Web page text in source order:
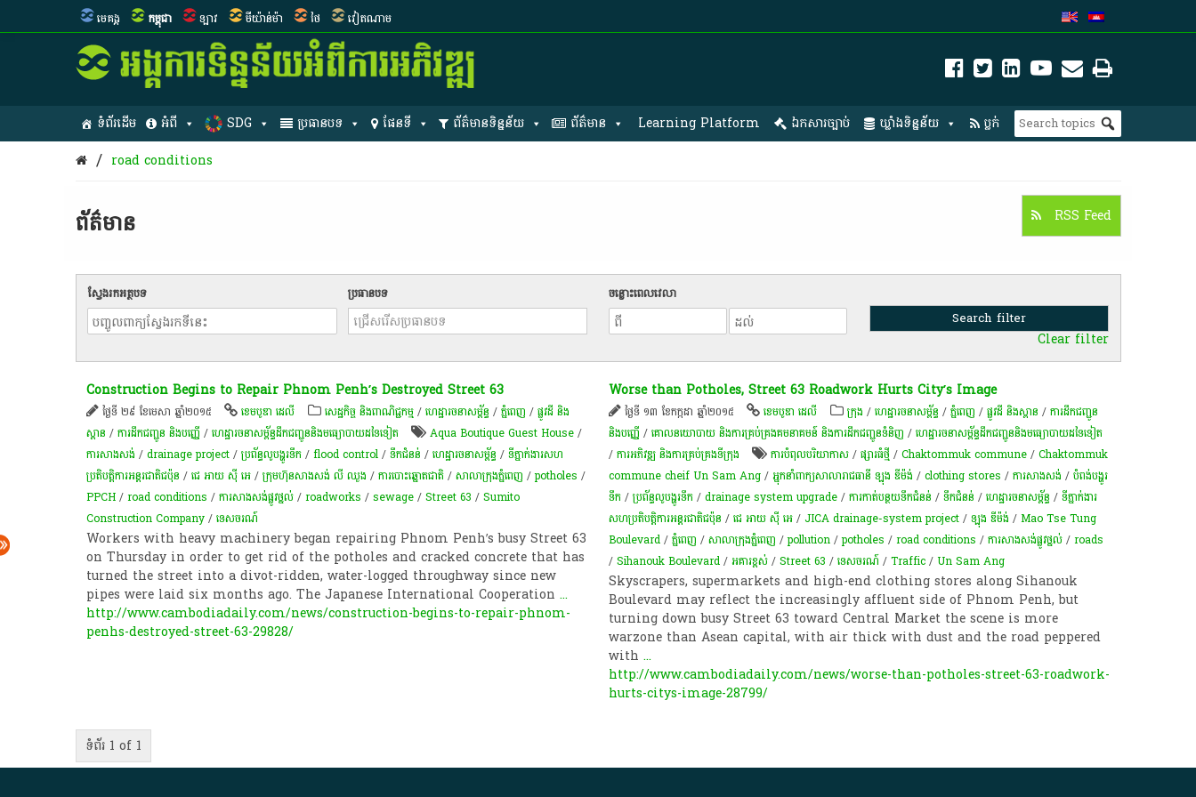
មេគង្គ កម្ពុជា ឡាវ មីយ៉ាន់ម៉ា ថៃ វៀតណាម
ទំព័រដើម អំពី SDG ប្រធានបទ ផែនទី ព័ត៌មានទិន្នន័យ ព័ត៌មាន Learning Platform ឯកសារច្បាប់ ឃ្លាំងទិន្នន័យ ប្លក់
/ road conditions
ព័ត៌មាន​ RSS Feed
ស្វែងរកអត្ថបទ ប្រធានបទ ចន្លោះពេលវេលា
Clear filter
Construction Begins to Repair Phnom Penh’s Destroyed Street 63
ថ្ងៃទី ២៩ ខែមេសា ឆ្នាំ២០១៥ ខេមបូឌា ដេលី សេដ្ឋកិច្ច និងពាណិជ្ជកម្ម/ហេដ្ឋារចនាសម្ព័ន្ធ /ភ្នំពេញ /ផ្លូវដី និង
ស្ពាន /ការដឹកជញ្ជូន និងបញ្ញើ /ហេដ្ឋារចនាសម្ព័ន្ធដឹកជញ្ជូននិងមធ្យោបាយដទៃទៀត Aqua Boutique Guest House/
ការសាងសង់ /drainage project/ប្រព័ន្ធ​លូ​បង្ហូរ​ទឹក​/flood control/ទឹកជំនន់ /ហេដ្ឋារចនាសម្ព័ន្ធ /ទីភ្នាក់ងារសហ
ប្រតិបត្តិការអន្តរជាតិជប៉ុន /ជេ អាយ ស៊ី អេ/ក្រុមហ៊ុនសាងសង់ លី ឈួង /ការបោះឆ្នោតជាតិ/សាលាក្រុងភ្នំពេញ /potholes /
PPCH/road conditions /ការសាងសង់ផ្លូវថ្នល់/roadworks /sewage/Street 63 /Sumito
Construction Company/ទេសចរណ៍
Workers with heavy machinery began repairing Phnom Penh’s busy Street 63
on Thursday in order to get rid of the potholes and cracked concrete that has
turned the street into a divot-ridden, water-logged throughway since new
pipes were laid six months ago. The Japanese International Cooperation ...
http://www.cambodiadaily.com/news/construction-begins-to-repair-phnom-
penhs-destroyed-street-63-29828/
Worse than Potholes, Street 63 Roadwork Hurts City’s Image
ថ្ងៃទី ១៣ ខែកក្កដា ឆ្នាំ២០១៥ ខេមបូឌា ដេលី ក្រុង /ហេដ្ឋារចនាសម្ព័ន្ធ /ភ្នំពេញ /ផ្លូវដី និងស្ពាន /ការដឹកជញ្ជូន
និងបញ្ញើ /គោលនយោបាយ និងការគ្រប់គ្រងគមនាគមន៍ និងការដឹកជញ្ជូនទំនិញ /ហេដ្ឋារចនាសម្ព័ន្ធដឹកជញ្ជូននិងមធ្យោបាយដទៃទៀត
/ការអភិវឌ្ឍ និងការគ្រប់គ្រងទីក្រុង ការ​បំពុល​បរិយាកាស​/ផ្សារ​ធំថ្មី​/Chaktommuk commune/Chaktommuk
commune cheif Un Sam Ang/អ្នុកនាំពាក្យសាលារាជធានី ឡុង ឌីម៉ង់ /clothing stores /ការសាងសង់ /បំពង់បង្ហូរ
ទឹក/ប្រព័ន្ធ​លូ​បង្ហូរ​ទឹក​/drainage system upgrade/ការ​កាត់​បន្ថយ​ទឹកជំនន់ /ទឹកជំនន់ /ហេដ្ឋារចនាសម្ព័ន្ធ /ទីភ្នាក់ងារ​
សហប្រតិបត្តិការ​អន្តរជាតិ​ជប៉ុន /ជេ អាយ ស៊ី អេ/JICA drainage-system project/ឡុង ឌីម៉ង់ /Mao Tse Tung
Boulevard/ភ្នំពេញ /សាលាក្រុងភ្នំពេញ /pollution/potholes /road conditions /ការសាងសង់ផ្លូវថ្នល់/roads
/Sihanouk Boulevard/អគារខ្ពស់/Street 63 /ទេសចរណ៍/Traffic/Un Sam Ang
Skyscrapers, supermarkets and high-end clothing stores along Sihanouk
Boulevard may reflect the increasingly affluent side of Phnom Penh, but
turning down busy Street 63 toward Central Market the scene is more
warzone than Asean capital, with air thick with dust and the road peppered
with...
http://www.cambodiadaily.com/news/worse-than-potholes-street-63-roadwork-
hurts-citys-image-28799/
ទំព័រ 1 of 1